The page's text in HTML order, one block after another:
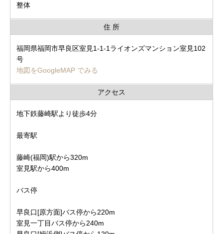
整体
住 所
福岡県福岡市早良区室見1-1-1ライオンズマンション室見102
号
地図をGoogleMAP でみる
アクセス
地下鉄藤崎駅より徒歩4分
最寄駅
藤崎(福岡)駅から320m
室見駅から400m
バス停
早良口[原方面]バス停から220m
室見一丁目バス停から240m